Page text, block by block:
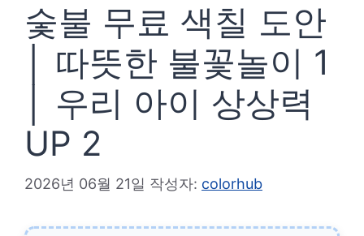
숯불 무료 색칠 도안
│ 따뜻한 불꽃놀이 1
│ 우리 아이 상상력
UP 2
2026년 06월 21일 작성자: colorhub